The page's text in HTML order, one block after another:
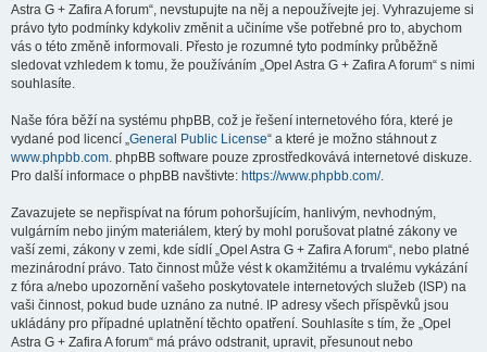
Astra G + Zafira A forum“, nevstupujte na něj a nepoužívejte jej. Vyhrazujeme si
právo tyto podmínky kdykoliv změnit a učiníme vše potřebné pro to, abychom
vás o této změně informovali. Přesto je rozumné tyto podmínky průběžně
sledovat vzhledem k tomu, že používáním „Opel Astra G + Zafira A forum“ s nimi
souhlasíte.
Naše fóra běží na systému phpBB, což je řešení internetového fóra, které je
vydané pod licencí „General Public License“ a které je možno stáhnout z
www.phpbb.com. phpBB software pouze zprostředkovává internetové diskuze.
Pro další informace o phpBB navštivte: https://www.phpbb.com/.
Zavazujete se nepřispívat na fórum pohoršujícím, hanlivým, nevhodným,
vulgárním nebo jiným materiálem, který by mohl porušovat platné zákony ve
vaší zemi, zákony v zemi, kde sídlí „Opel Astra G + Zafira A forum“, nebo platné
mezinárodní právo. Tato činnost může vést k okamžitému a trvalému vykázání
z fóra a/nebo upozornění vašeho poskytovatele internetových služeb (ISP) na
vaši činnost, pokud bude uznáno za nutné. IP adresy všech příspěvků jsou
ukládány pro případné uplatnění těchto opatření. Souhlasíte s tím, že „Opel
Astra G + Zafira A forum“ má právo odstranit, upravit, přesunout nebo